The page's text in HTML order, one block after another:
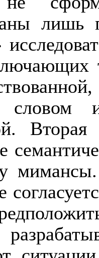
лишь
словом
у